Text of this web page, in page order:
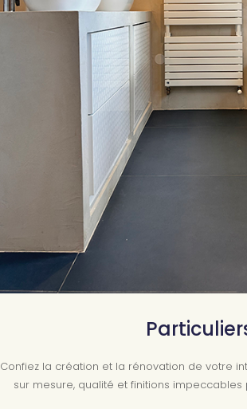
Confiez la création et la rénovation de votre
sur mesure, qualité et finitions